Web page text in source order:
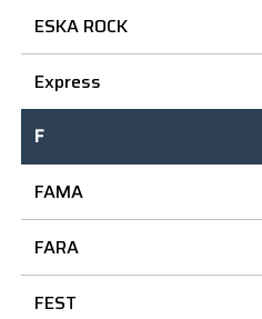
ESKA ROCK
Express
F
FAMA
FARA
FEST